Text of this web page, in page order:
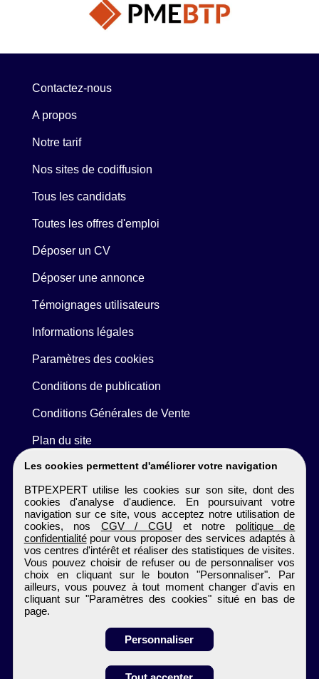
Obtenir ses
Les cookies permettent d'améliorer votre navigation
BTPEXPERT utilise les cookies sur son site, dont des
cookies d'analyse d'audience. En poursuivant votre
navigation sur ce site, vous acceptez notre utilisation de
cookies, nos CGV / CGU et notre politique de
confidentialitépour vous proposer des services adaptés à
vos centres d'intérêt et réaliser des statistiques de visites.
Vous pouvez choisir de refuser ou de personnaliser vos
choix en cliquant sur le bouton "Personnaliser". Par
ailleurs, vous pouvez à tout moment changer d'avis en
cliquant sur "Paramètres des cookies" situé en bas de
page.
Personnaliser
Contactez-nous
A propos
Notre tarif
Nos sites de codiffusion
Tous les candidats
Toutes les offres d'emploi
Déposer un CV
Déposer une annonce
Témoignages utilisateurs
Informations légales
Paramètres des cookies
Conditions de publication
Conditions Générales de Vente
Plan du site